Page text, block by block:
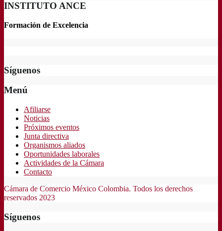
INSTITUTO ANCE
Formación de Excelencia
Síguenos
Menú
Afiliarse
Noticias
Próximos eventos
Junta directiva
Organismos aliados
Oportunidades laborales
Actividades de la Cámara
Contacto
Cámara de Comercio México Colombia. Todos los derechos
reservados 2023
Síguenos